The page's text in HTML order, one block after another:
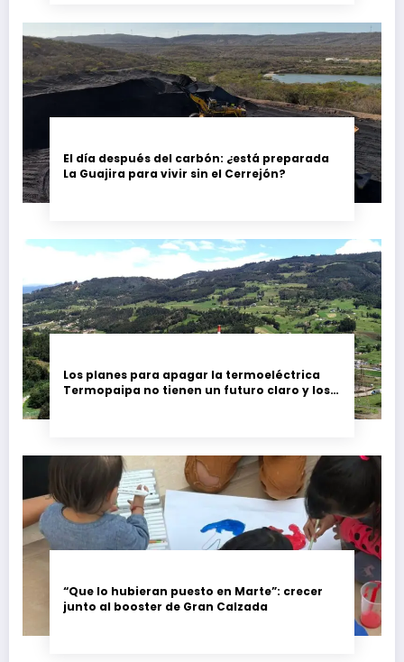
El día después del carbón: ¿está preparada
La Guajira para vivir sin el Cerrejón?
Los planes para apagar la termoeléctrica
Termopaipa no tienen un futuro claro y los
“Que lo hubieran puesto en Marte”: crecer
junto al booster de Gran Calzada